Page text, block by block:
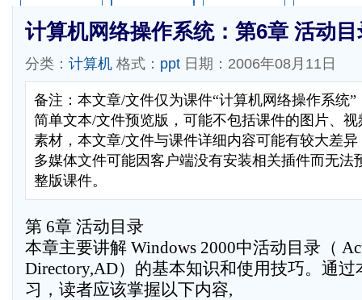
计算机网络操作系统：第6章 活动目
分类： 计算机 格式： ppt 日期：2006年08月11日
备注：本文章/文件仅为课件“计算机网络操作系统
简单文本/文件预览版，可能不包括课件的图片、
素材，本文章/文件与课件详细内容可能有较大差
多媒体文件可能因客户端没有安装相关插件而无法
整版课件。
第 6章 活动目录
本章主要讲解 Windows 2000中活动目录（
Directory,AD）的基本知识和使用技巧。通过
习，读者应该掌握以下内容,